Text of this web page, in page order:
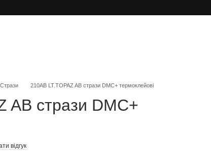
Стрази 210AB LT.TOPAZ AB стрази DMC+ термоклейові
AB стрази DMC+
відгук